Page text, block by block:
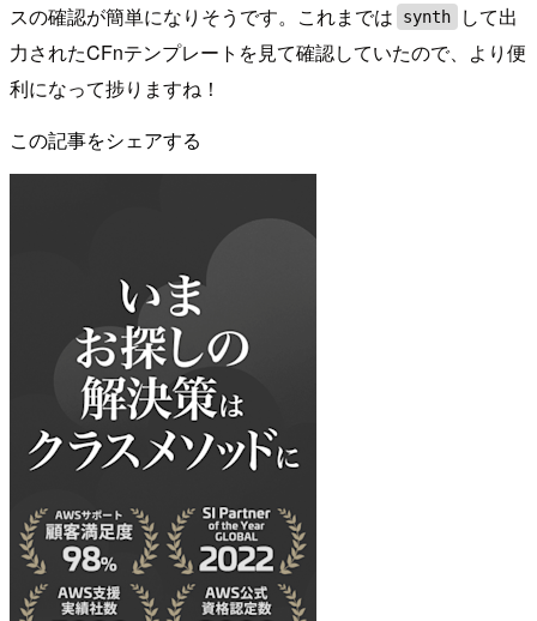
スの確認が簡単になりそうです。これまでは
synth
して出
力されたCFnテンプレートを見て確認していたので、より便
利になって捗りますね！
この記事をシェアする